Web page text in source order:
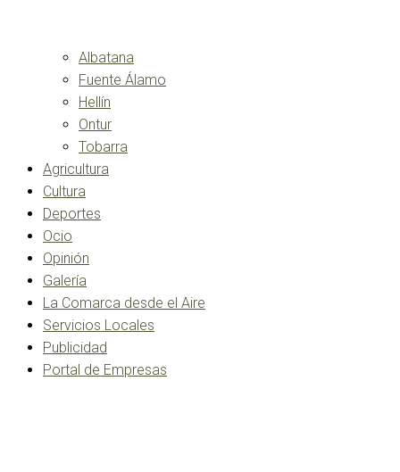
Albatana
Fuente Álamo
Hellín
Ontur
Tobarra
Agricultura
Cultura
Deportes
Ocio
Opinión
Galería
La Comarca desde el Aire
Servicios Locales
Publicidad
Portal de Empresas